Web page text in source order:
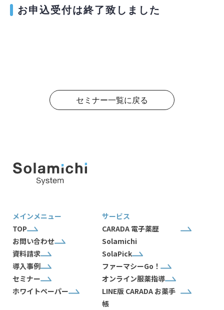
お申込受付は終了致しました
セミナー一覧に戻る
メインメニュー
TOP
お問い合わせ
資料請求
導入事例
セミナー
ホワイトペーパー
サービス
CARADA 電子薬歴
Solamichi
SolaPick
ファーマシーGo！
オンライン服薬指導
LINE版 CARADA お薬手
帳